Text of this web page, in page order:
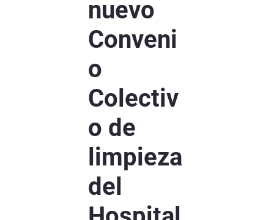
nuevo
Conveni
o
Colectiv
o de
limpieza
del